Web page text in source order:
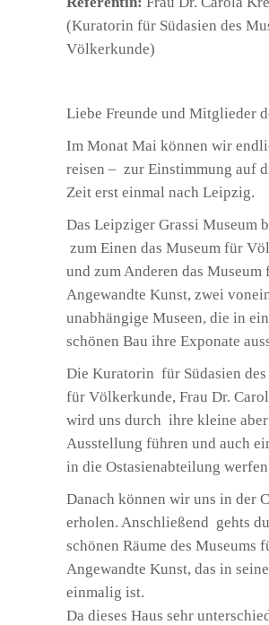
(Kuratorin für Südasien des
Völkerkunde)
Liebe Freunde und Mitglieder
Im Monat Mai können wir
reisen – zur Einstimmung auf
Zeit erst einmal nach Leipzig.
Das Leipziger Grassi Museum
zum Einen das Museum für
und zum Anderen das Museum
Angewandte Kunst, zwei
unabhängige Museen, die in
schönen Bau ihre Exponate
Die Kuratorin für Südasien des
für Völkerkunde, Frau Dr.
wird uns durch ihre kleine
Ausstellung führen und auch
in die Ostasienabteilung werfen
Danach können wir uns in der
erholen. Anschließend gehts
schönen Räume des Museums
Angewandte Kunst, das in
einmalig ist.
Da dieses Haus sehr